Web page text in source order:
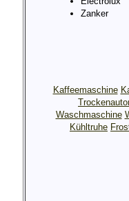
Zanker
Kaffeemaschine
Waschmaschine
Kühltruhe